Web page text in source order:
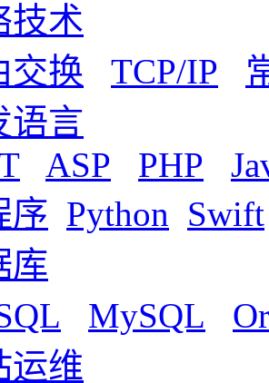
技术
交换
TCP/IP
语言
ASP PHP
序 Python Swift
库
MySQL
运维